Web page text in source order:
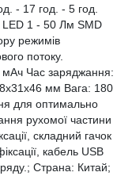
- 17 год. - 5 год.
LED 1 - 50 Лм SMD
режимів
потоку.
Час заряджання:
мм Вага: 180
для оптимально
рухомої частини
складний гачок
кабель USB
Страна: Китай;